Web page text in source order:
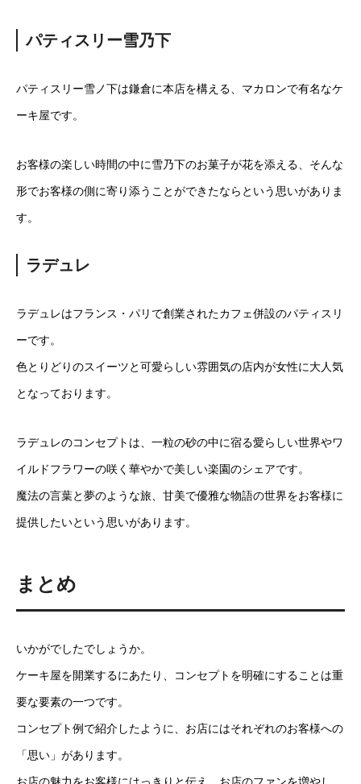
パティスリー雪乃下
パティスリー雪ノ下は鎌倉に本店を構える、マカロンで有名なケ
ーキ屋です。
お客様の楽しい時間の中に雪乃下のお菓子が花を添える、そんな
形でお客様の側に寄り添うことができたならという思いがありま
す。
ラデュレ
ラデュレはフランス・パリで創業されたカフェ併設のパティスリ
ーです。
色とりどりのスイーツと可愛らしい雰囲気の店内が女性に大人気
となっております。
ラデュレのコンセプトは、一粒の砂の中に宿る愛らしい世界やワ
イルドフラワーの咲く華やかで美しい楽園のシェアです。
魔法の言葉と夢のような旅、甘美で優雅な物語の世界をお客様に
提供したいという思いがあります。
まとめ
いかがでしたでしょうか。
ケーキ屋を開業するにあたり、コンセプトを明確にすることは重
要な要素の一つです。
コンセプト例で紹介したように、お店にはそれぞれのお客様への
「思い」があります。
お店の魅力をお客様にはっきりと伝え、お店のファンを増やし、